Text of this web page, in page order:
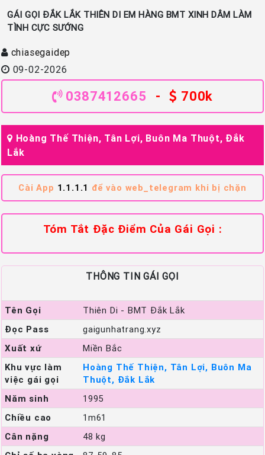
GÁI GỌI ĐẮK LẮK THIÊN DI EM HÀNG BMT XINH DÂM LÀM
TÌNH CỰC SƯỚNG
chiasegaidep
09-02-2026
0387412665 - 700k
Hoàng Thế Thiện, Tân Lợi, Buôn Ma Thuột, Đắk
Lắk
Cài App 1.1.1.1 để vào web_telegram khi bị chặn
Tóm Tắt Đặc Điểm Của Gái Gọi :
THÔNG TIN GÁI GỌI
Tên Gọi
Thiên Di - BMT Đắk Lắk
Đọc Pass
gaigunhatrang.xyz
Xuất xứ
Miền Bắc
Khu vực làm
việc gái gọi
Hoàng Thế Thiện, Tân Lợi, Buôn Ma
Thuột, Đắk Lắk
Năm sinh
1995
Chiều cao
1m61
Cân nặng
48 kg